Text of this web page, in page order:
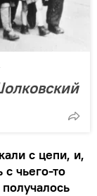
с цепи, и,
чьего-то